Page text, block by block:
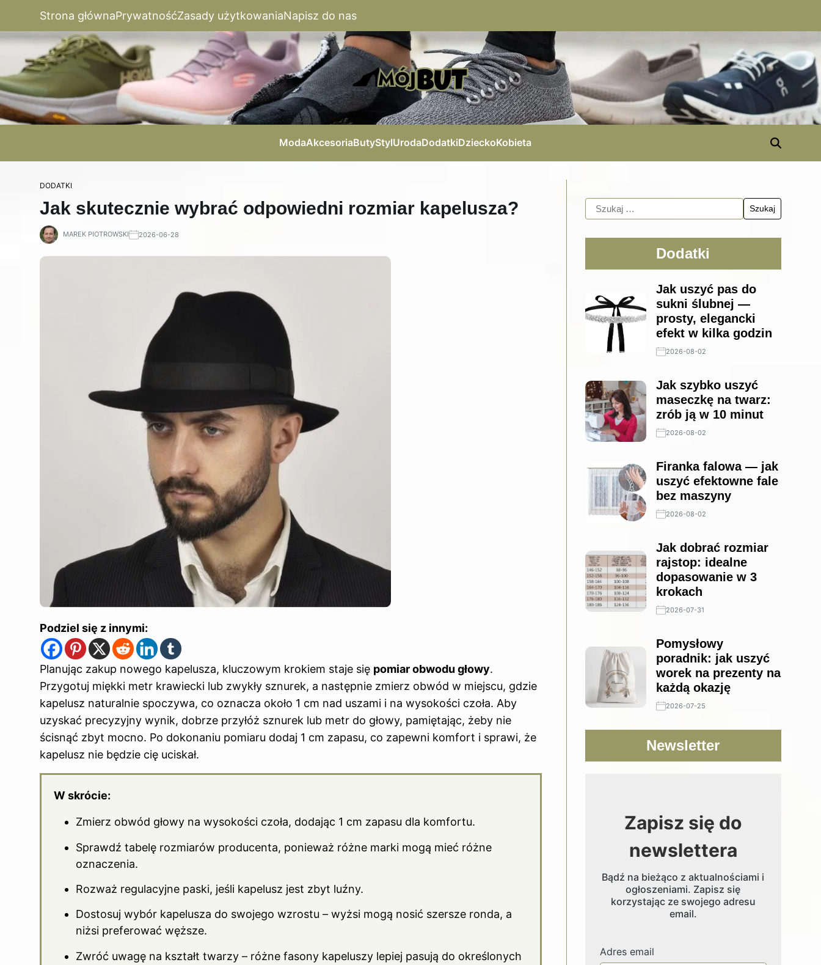
Strona głównaPrywatnośćZasady użytkowaniaNapisz do nas
ModaAkcesoriaButyStylUrodaDodatkiDzieckoKobieta
DODATKI
Jak skutecznie wybrać odpowiedni rozmiar kapelusza?
MAREK PIOTROWSKI 2026-06-28
Podziel się z innymi:
Planując zakup nowego kapelusza, kluczowym krokiem staje się pomiar obwodu głowy.
Przygotuj miękki metr krawiecki lub zwykły sznurek, a następnie zmierz obwód w miejscu, gdzie
kapelusz naturalnie spoczywa, co oznacza około 1 cm nad uszami i na wysokości czoła. Aby
uzyskać precyzyjny wynik, dobrze przyłóż sznurek lub metr do głowy, pamiętając, żeby nie
ścisnąć zbyt mocno. Po dokonaniu pomiaru dodaj 1 cm zapasu, co zapewni komfort i sprawi, że
kapelusz nie będzie cię uciskał.
W skrócie:
Zmierz obwód głowy na wysokości czoła, dodając 1 cm zapasu dla komfortu.
Sprawdź tabelę rozmiarów producenta, ponieważ różne marki mogą mieć różne
oznaczenia.
Rozważ regulacyjne paski, jeśli kapelusz jest zbyt luźny.
Dostosuj wybór kapelusza do swojego wzrostu – wyżsi mogą nosić szersze ronda, a
niżsi preferować węższe.
Zwróć uwagę na kształt twarzy – różne fasony kapeluszy lepiej pasują do określonych
Dodatki
Jak uszyć pas do
sukni ślubnej —
prosty, elegancki
efekt w kilka godzin
2026-08-02
Jak szybko uszyć
maseczkę na twarz:
zrób ją w 10 minut
2026-08-02
Firanka falowa — jak
uszyć efektowne fale
bez maszyny
2026-08-02
Jak dobrać rozmiar
rajstop: idealne
dopasowanie w 3
krokach
2026-07-31
Pomysłowy
poradnik: jak uszyć
worek na prezenty na
każdą okazję
2026-07-25
Newsletter
Zapisz się do
newslettera
Bądź na bieżąco z aktualnościami i
ogłoszeniami. Zapisz się
korzystając ze swojego adresu
email.
Adres email